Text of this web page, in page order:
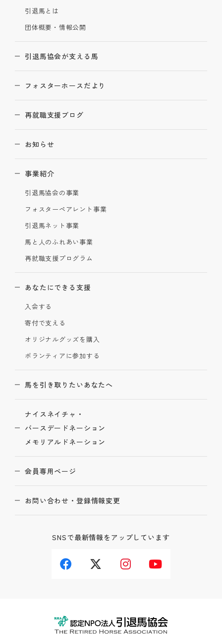
引退馬とは
団体概要・情報公開
引退馬協会が支える馬
フォスターホースだより
再就職支援ブログ
お知らせ
事業紹介
引退馬協会の事業
フォスターペアレント事業
引退馬ネット事業
馬と人のふれあい事業
再就職支援プログラム
あなたにできる支援
入会する
寄付で支える
オリジナルグッズを購入
ボランティアに参加する
馬を引き取りたいあなたへ
ナイスネイチャ・
バースデードネーション
メモリアルドネーション
会員専用ページ
お問い合わせ・登録情報変更
SNSで最新情報をアップしています